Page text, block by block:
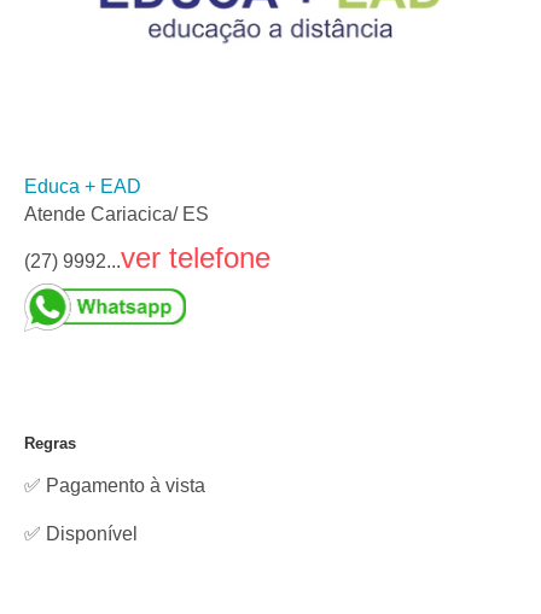
Educa + EAD
Atende Cariacica/ ES
(27) 9992...ver telefone
Regras
✅ Pagamento à vista
✅ Disponível